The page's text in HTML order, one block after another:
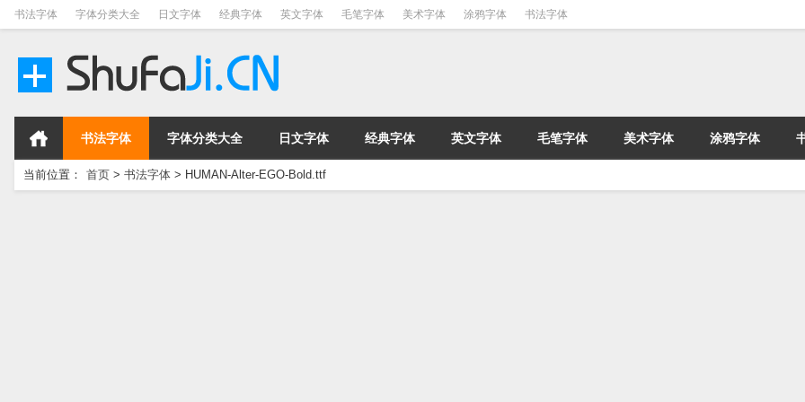
书法字体 字体分类大全 日文字体 经典字体 英文字体 毛笔字体 美术字体 涂鸦字体 书法字体
书法字体 字体分类大全 日文字体 经典字体 英文字体 毛笔字体 美术字体 涂鸦字体
当前位置： 首页 > 书法字体 > HUMAN-Alter-EGO-Bold.ttf